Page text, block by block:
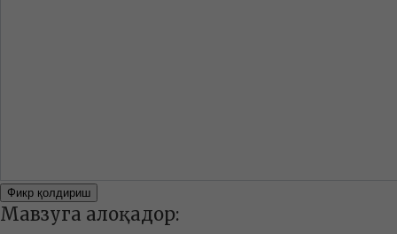
Фикр қолдириш
Мавзуга алоқадор: